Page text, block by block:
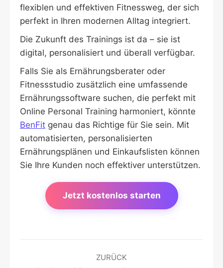
flexiblen und effektiven Fitnessweg, der sich
perfekt in Ihren modernen Alltag integriert.
Die Zukunft des Trainings ist da – sie ist
digital, personalisiert und überall verfügbar.
Falls Sie als Ernährungsberater oder
Fitnessstudio zusätzlich eine umfassende
Ernährungssoftware suchen, die perfekt mit
Online Personal Training harmoniert, könnte
BenFit genau das Richtige für Sie sein. Mit
automatisierten, personalisierten
Ernährungsplänen und Einkaufslisten können
Sie Ihre Kunden noch effektiver unterstützen.
Jetzt kostenlos starten
Kommentarnavigation
ZURÜCK